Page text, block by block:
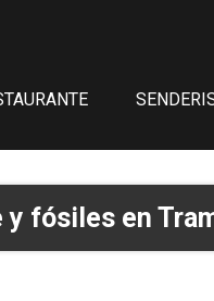
y fósiles en